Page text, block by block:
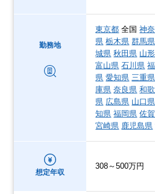
勤務地
東京都 全国神
県 栃木県 群馬県
城県 秋田県 山
富山県 石川県
県 愛知県 三重県
庫県 奈良県 和
県 広島県 山口県
知県 福岡県 佐
宮崎県 鹿児島県
想定年収
308～500万円